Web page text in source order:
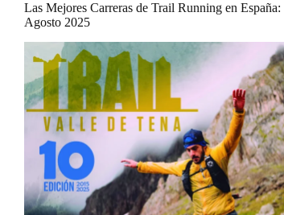
Las Mejores Carreras de Trail Running en España:
Agosto 2025